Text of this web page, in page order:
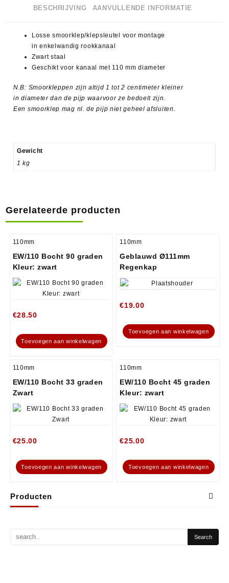
Producten
BESCHRIJVING AANVULLENDE INFORMATIE
Losse smoorklep/klepsleutel voor montage
in enkelwandig rookkanaal
Zwart staal
Geschikt voor kanaal met 110 mm diameter
N.B: Smoorkleppen zijn altijd 1 tot 2 centimeter kleiner
in diameter dan de pijp waarvoor ze bedoelt zijn.
Een smoorklep mag nl. de pijp niet geheel afsluiten.
Gewicht
1 kg
Gerelateerde producten
110mm
EW/110 Bocht 90 graden
Kleur: zwart
€28.50
Toevoegen aan winkelwagen
110mm
Geblauwd Ø111mm
Regenkap
€19.00
Toevoegen aan winkelwagen
110mm
EW/110 Bocht 33 graden
Zwart
€25.00
Toevoegen aan winkelwagen
110mm
EW/110 Bocht 45 graden
Kleur: zwart
€25.00
Toevoegen aan winkelwagen